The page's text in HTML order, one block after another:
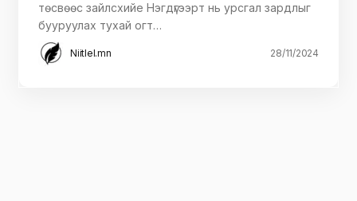
төсвөөс зайлcхийе Нэгдүгээрт нь урсгал зардлыг
бууруулах тухай огт…
Niitlel.mn 28/11/2024